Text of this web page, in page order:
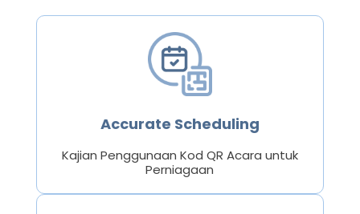
Accurate Scheduling
Kajian Penggunaan Kod QR Acara untuk
Perniagaan